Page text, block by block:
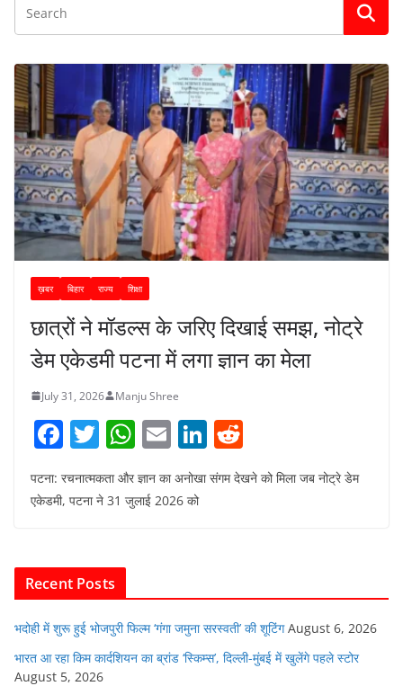
ख़बर बिहार राज्य शिक्षा
छात्रों ने मॉडल्स के जरिए दिखाई समझ, नोट्रे
डेम एकेडमी पटना में लगा ज्ञान का मेला
July 31, 2026 Manju Shree
F
c
o
o
k
T
itt
W
at
p
E
m
ai
Li
n
k
e
d
पटना: रचनात्मकता और ज्ञान का अनोखा संगम देखने को मिला जब नोट्रे डेम
एकेडमी, पटना ने 31 जुलाई 2026 को
Recent Posts
भदोही में शुरू हुई भोजपुरी फिल्म ‘गंगा जमुना सरस्वती’ की शूटिंग August 6, 2026
भारत आ रहा किम कार्दशियन का ब्रांड ‘स्किम्स’, दिल्ली-मुंबई में खुलेंगे पहले स्टोर
August 5, 2026